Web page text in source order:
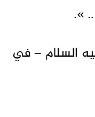
».
السلام – في